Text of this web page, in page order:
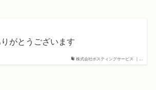
株式会社ポスティングサービス ｜...
がとうございます